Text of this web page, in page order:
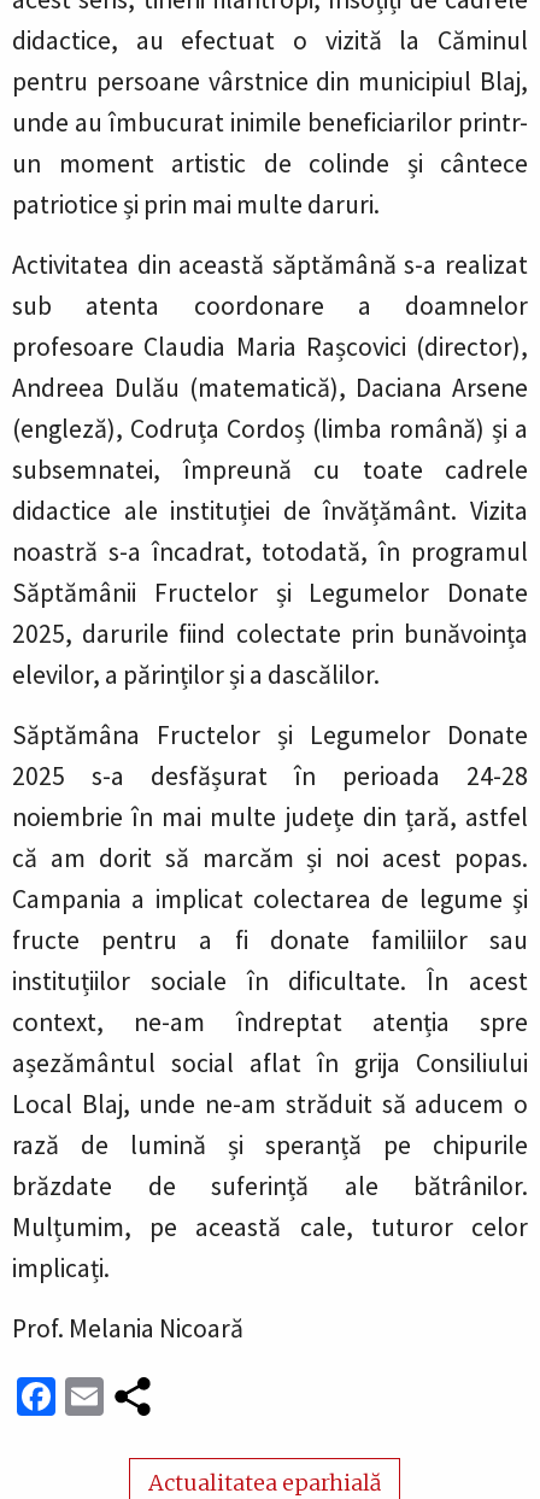
didactice, au efectuat o vizită la Căminul
pentru persoane vârstnice din municipiul Blaj,
unde au îmbucurat inimile beneficiarilor printr-
un moment artistic de colinde și cântece
patriotice și prin mai multe daruri.
Activitatea din această săptămână s-a realizat
sub atenta coordonare a doamnelor
profesoare Claudia Maria Rașcovici (director),
Andreea Dulău (matematică), Daciana Arsene
(engleză), Codruța Cordoș (limba română) și a
subsemnatei, împreună cu toate cadrele
didactice ale instituției de învățământ. Vizita
noastră s-a încadrat, totodată, în programul
Săptămânii Fructelor și Legumelor Donate
2025, darurile fiind colectate prin bunăvoința
elevilor, a părinților și a dascălilor.
Săptămâna Fructelor și Legumelor Donate
2025 s-a desfășurat în perioada 24-28
noiembrie în mai multe județe din țară, astfel
că am dorit să marcăm și noi acest popas.
Campania a implicat colectarea de legume și
fructe pentru a fi donate familiilor sau
instituțiilor sociale în dificultate. În acest
context, ne-am îndreptat atenția spre
așezământul social aflat în grija Consiliului
Local Blaj, unde ne-am străduit să aducem o
rază de lumină și speranță pe chipurile
brăzdate de suferință ale bătrânilor.
Mulțumim, pe această cale, tuturor celor
implicați.
Prof. Melania Nicoară
Facebook
Email
Actualitatea eparhială